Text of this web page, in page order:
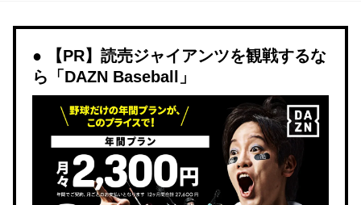
【PR】読売ジャイアンツを観戦するな
ら「DAZN Baseball」